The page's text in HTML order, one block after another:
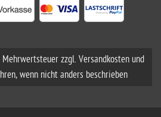
zzgl. Versandkosten und
wenn nicht anders beschrieben